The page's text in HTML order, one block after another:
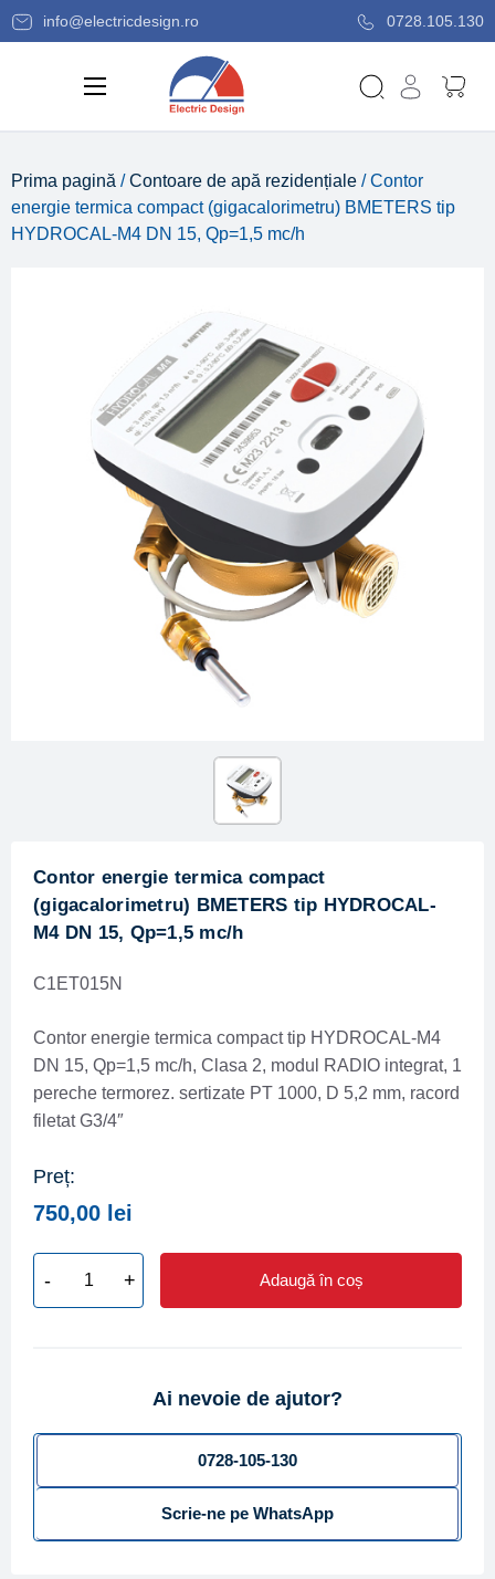
info@electricdesign.ro 0728.105.130
Prima pagină /Contoare de apă rezidențiale / Contor
energie termica compact (gigacalorimetru) BMETERS tip
HYDROCAL-M4 DN 15, Qp=1,5 mc/h
Contor energie termica compact
(gigacalorimetru) BMETERS tip HYDROCAL-
M4 DN 15, Qp=1,5 mc/h
C1ET015N
Contor energie termica compact tip HYDROCAL-M4
DN 15, Qp=1,5 mc/h, Clasa 2, modul RADIO integrat, 1
pereche termorez. sertizate PT 1000, D 5,2 mm, racord
filetat G3/4″
Preț:
750,00 lei
-
Cantitate
(gigacalorimetru)
tip
M4
+ Adaugă în coș
Ai nevoie de ajutor?
0728-105-130
Scrie-ne pe WhatsApp